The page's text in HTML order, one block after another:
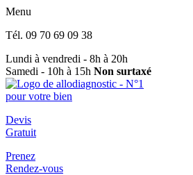
Menu
Tél. 09 70 69 09 38
Lundi à vendredi - 8h à 20h
Samedi - 10h à 15h Non surtaxé
Devis
Gratuit
Prenez
Rendez-vous